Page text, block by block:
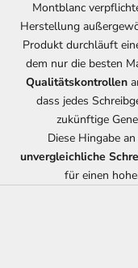
Montblanc
Herstellung
Produkt durchläuft
dem nur die besten
Qualitätskontrollen
dass jedes
zukünftige
Diese Hingabe
unvergleichliche
für einen